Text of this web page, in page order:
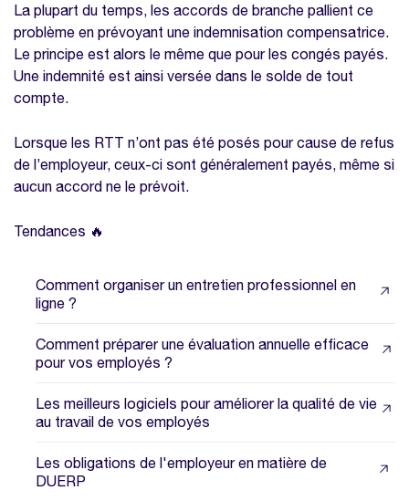
La plupart du temps, les accords de branche pallient ce
problème en prévoyant une indemnisation compensatrice.
Le principe est alors le même que pour les congés payés.
Une indemnité est ainsi versée dans le solde de tout
compte.
Lorsque les RTT n’ont pas été posés pour cause de refus
de l’employeur, ceux-ci sont généralement payés, même si
aucun accord ne le prévoit.
Tendances 🔥
Comment organiser un entretien professionnel en
ligne ?
Comment préparer une évaluation annuelle efficace
pour vos employés ?
Les meilleurs logiciels pour améliorer la qualité de vie
au travail de vos employés
Les obligations de l'employeur en matière de
DUERP